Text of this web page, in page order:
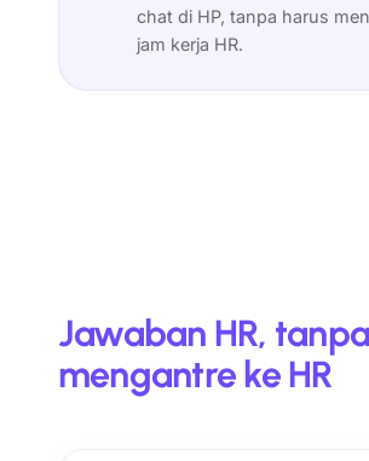
chat di HP, tanpa harus
jam kerja HR.
Jawaban HR, tanpa
mengantre ke HR